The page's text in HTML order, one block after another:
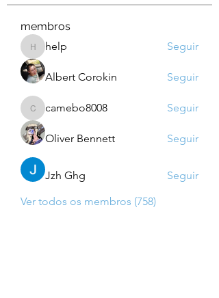
membros
helphelp Seguir
Albert Corokin Seguir
camebo8008
camebo8008 Seguir
Oliver Bennett Seguir
Jzh Ghg
Seguir
Ver todos os membros (758)